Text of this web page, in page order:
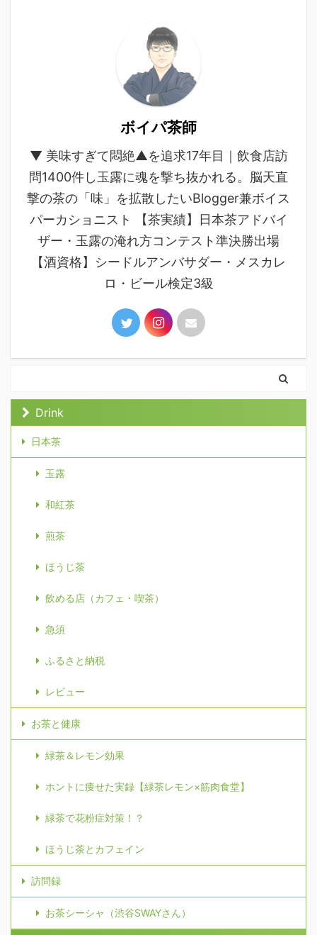
ボイパ茶師
▼ 美味すぎて悶絶▲を追求17年目｜飲食店訪
問1400件し玉露に魂を撃ち抜かれる。脳天直
撃の茶の「味」を拡散したいBlogger兼ボイス
パーカショニスト 【茶実績】日本茶アドバイ
ザー・玉露の淹れ方コンテスト準決勝出場
【酒資格】シードルアンバサダー・メスカレ
ロ・ビール検定3級
Drink
日本茶
玉露
和紅茶
煎茶
ほうじ茶
飲める店（カフェ・喫茶）
急須
ふるさと納税
レビュー
お茶と健康
緑茶＆レモン効果
ホントに痩せた実録【緑茶レモン×筋肉食堂】
緑茶で花粉症対策！？
ほうじ茶とカフェイン
訪問録
お茶シーシャ（渋谷SWAYさん）